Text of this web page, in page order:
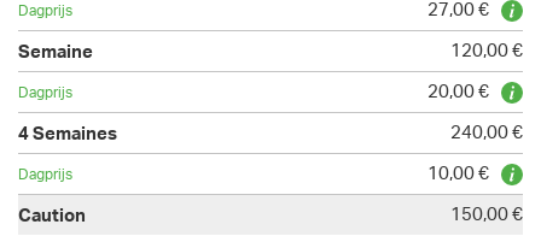
27,00 €
120,00 €
20,00 €
240,00 €
10,00 €
150,00 €